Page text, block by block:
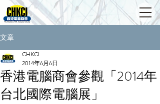
文章
香港電腦商會參觀「2014年
台北國際電腦展」
CHKCI
2014年6月6日